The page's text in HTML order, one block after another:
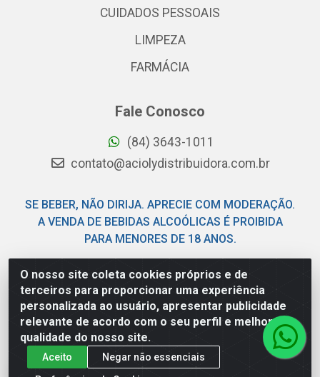
O nosso site coleta cookies próprios e de
terceiros para proporcionar uma experiência
personalizada ao usuário, apresentar publicidade
relevante de acordo com o seu perfil e melhorar a
qualidade do nosso site.
Aceito
Negar não essenciais
CUIDADOS PESSOAIS
LIMPEZA
FARMÁCIA
Fale Conosco
(84) 3643-1011
contato@aciolydistribuidora.com.br
SE BEBER, NÃO DIRIJA. APRECIE COM MODERAÇÃO.
A VENDA DE BEBIDAS ALCOÓLICAS É PROIBIDA
PARA MENORES DE 18 ANOS.
Acioly Distribuidora - Av Piloto Pereira Tim - Parque de
Exposições - Parnamirim/RN - CEP 59146-480 - CNPJ
06.029.901/0001-92